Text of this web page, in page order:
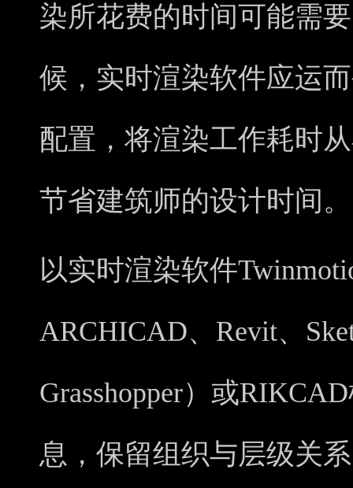
染所花费的时间可能需
候，实时渲染软件应运
配置，将渲染工作耗时
节省建筑师的设计时间。
以实时渲染软件
ARCHICAD、Revit、
Grasshopper）或
息，保留组织与层级关